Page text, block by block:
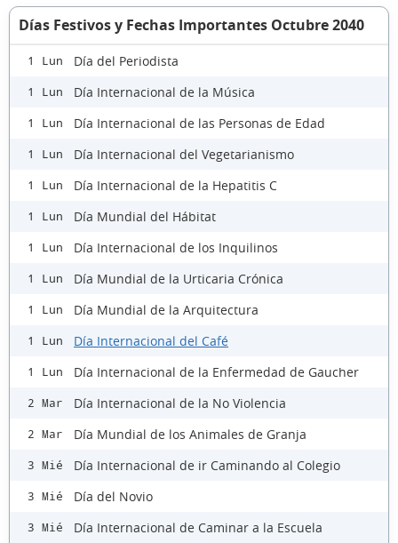
Días Festivos y Fechas Importantes Octubre 2040
1 Lun Día del Periodista
1 Lun Día Internacional de la Música
1 Lun Día Internacional de las Personas de Edad
1 Lun Día Internacional del Vegetarianismo
1 Lun Día Internacional de la Hepatitis C
1 Lun Día Mundial del Hábitat
1 Lun Día Internacional de los Inquilinos
1 Lun Día Mundial de la Urticaria Crónica
1 Lun Día Mundial de la Arquitectura
1 Lun Día Internacional del Café
1 Lun Día Internacional de la Enfermedad de Gaucher
2 Mar Día Internacional de la No Violencia
2 Mar Día Mundial de los Animales de Granja
3 Mié Día Internacional de ir Caminando al Colegio
3 Mié Día del Novio
3 Mié Día Internacional de Caminar a la Escuela